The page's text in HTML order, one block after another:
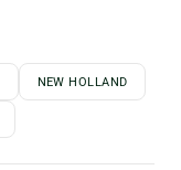
NEW HOLLAND